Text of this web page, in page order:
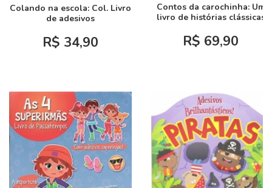
Colando na escola: Col. Livro
de adesivos
R$ 34,90
Contos da carochinha: Um
livro de histórias clássicas
R$ 69,90